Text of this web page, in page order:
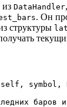
DataHаndler
. Он
структуры
symbol,
баров